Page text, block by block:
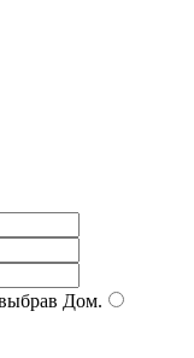
Дом.